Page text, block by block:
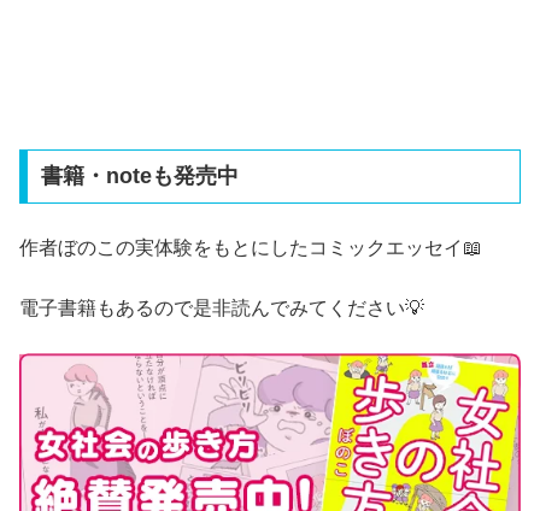
書籍・noteも発売中
作者ぼのこの実体験をもとにしたコミックエッセイ📖
電子書籍もあるので是非読んでみてください💡